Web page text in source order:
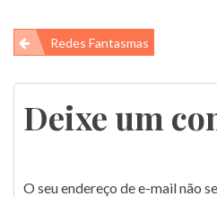
Navegação
de
Post
Redes Fantasmas
Deixe um
O seu endereço de e-mail não